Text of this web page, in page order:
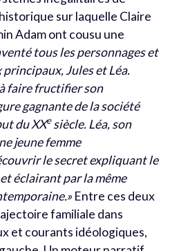
sur laquelle Claire
Adam ont cousu une
tous les personnages et
principaux, Jules et Léa.
faire fructifier son
gagnante de la société
du XXesiècle. Léa, son
jeune femme
le secret expliquant le
éclairant par la même
Entre ces deux
familiale dans
et courants idéologiques,